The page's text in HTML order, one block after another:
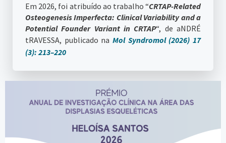
Em 2026, foi atribuído ao trabalho “CRTAP-Related
Osteogenesis Imperfecta: Clinical Variability and a
Potential Founder Variant in CRTAP“, de aNDRÉ
tRAVESSA, publicado na Mol Syndromol(2026) 17
(3): 213–220